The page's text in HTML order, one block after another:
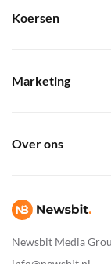
Newsbit Media
Koersen
Marketing
Over ons